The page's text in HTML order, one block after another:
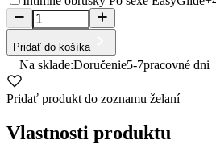
Pridať do košíka
Na sklade:Doručenie5-7pracovné dni
Pridať produkt do zoznamu želaní
Vlastnosti produktu